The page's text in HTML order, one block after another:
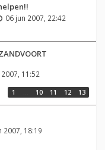
06 jun 2007, 22:42
11:52
1 10 11 12 13
2007, 18:19